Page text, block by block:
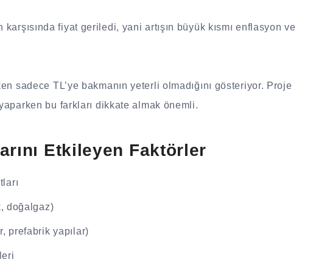
karşısında fiyat geriledi, yani artışın büyük kısmı enflasyon ve
sadece TL’ye bakmanın yeterli olmadığını gösteriyor. Proje
bu farkları dikkate almak önemli.
Etkileyen Faktörler
doğalgaz)
prefabrik yapılar)